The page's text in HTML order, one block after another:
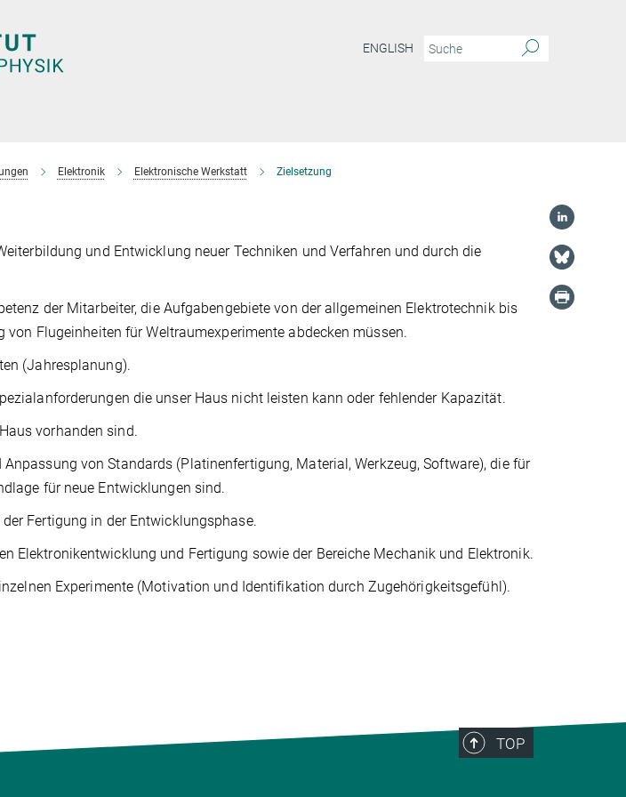
ENGLISH
Elektronik Elektronische Werkstatt Zielsetzung
und Entwicklung neuer Techniken und Verfahren und durch die
der Mitarbeiter, die Aufgabengebiete von der allgemeinen Elektrotechnik bis
Flugeinheiten für Weltraumexperimente abdecken müssen.
(Jahresplanung).
die unser Haus nicht leisten kann oder fehlender Kapazität.
vorhanden sind.
von Standards (Platinenfertigung, Material, Werkzeug, Software), die für
für neue Entwicklungen sind.
Fertigung in der Entwicklungsphase.
Elektronikentwicklung und Fertigung sowie der Bereiche Mechanik und Elektronik.
Experimente (Motivation und Identifikation durch Zugehörigkeitsgefühl).
TOP